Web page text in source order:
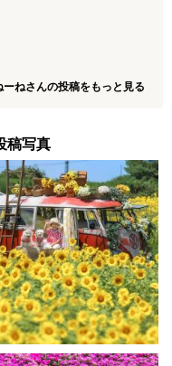
ーねさんの投稿をもっと見る
稿写真